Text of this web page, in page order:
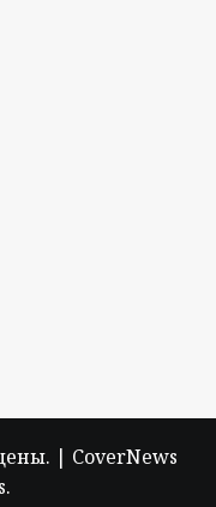
| CoverNews